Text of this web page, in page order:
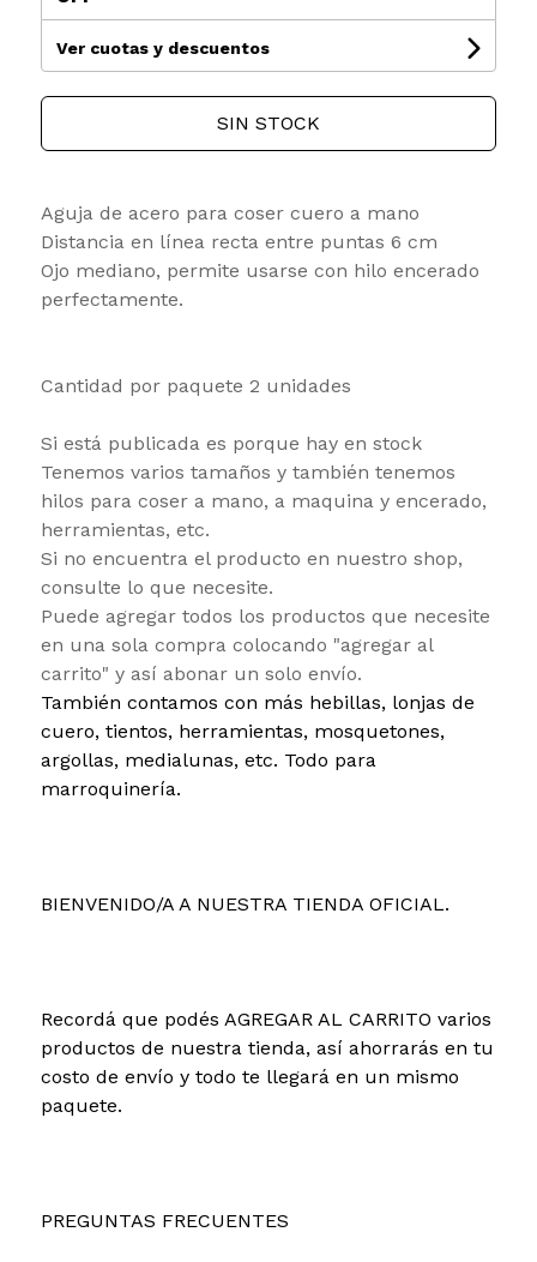
Ver cuotas y descuentos
SIN STOCK
Aguja de acero para coser cuero a mano
Distancia en línea recta entre puntas 6 cm
Ojo mediano, permite usarse con hilo encerado
perfectamente.
Cantidad por paquete 2 unidades
Si está publicada es porque hay en stock
Tenemos varios tamaños y también tenemos
hilos para coser a mano, a maquina y encerado,
herramientas, etc.
Si no encuentra el producto en nuestro shop,
consulte lo que necesite.
Puede agregar todos los productos que necesite
en una sola compra colocando "agregar al
carrito" y así abonar un solo envío.
También contamos con más hebillas, lonjas de
cuero, tientos, herramientas, mosquetones,
argollas, medialunas, etc. Todo para
marroquinería.
BIENVENIDO/A A NUESTRA TIENDA OFICIAL.
Recordá que podés AGREGAR AL CARRITO varios
productos de nuestra tienda, así ahorrarás en tu
costo de envío y todo te llegará en un mismo
paquete.
PREGUNTAS FRECUENTES